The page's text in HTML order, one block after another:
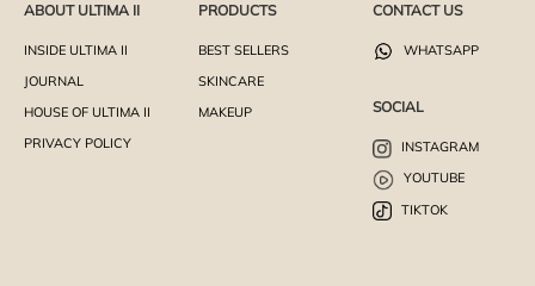
ABOUT ULTIMA II
INSIDE ULTIMA II
JOURNAL
HOUSE OF ULTIMA II
PRIVACY POLICY
PRODUCTS
BEST SELLERS
SKINCARE
MAKEUP
CONTACT US
WHATSAPP
SOCIAL
INSTAGRAM
YOUTUBE
TIKTOK